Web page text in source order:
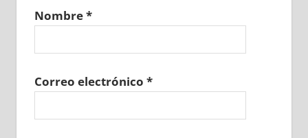
Nombre*
Correo electrónico *